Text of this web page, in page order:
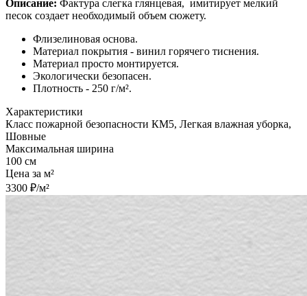
Описание: Фактура слегка глянцевая, имитирует мелкий
песок создает необходимый объем сюжету.
Флизелиновая основа.
Материал покрытия - винил горячего тиснения.
Материал просто монтируется.
Экологически безопасен.
Плотность - 250 г/м².
Характеристики
Класс пожарной безопасности КМ5, Легкая влажная уборка,
Шовные
Максимальная ширина
100 см
Цена за м²
3300 ₽/м²